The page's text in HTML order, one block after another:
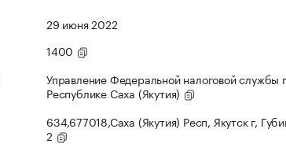
29 июня 2022
1400
Управление Федеральной налоговой службы
Республике Саха (Якутия)
634,677018,Саха (Якутия) Респ, Якутск г,
2